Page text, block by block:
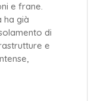
e frane.
ha già
di
e